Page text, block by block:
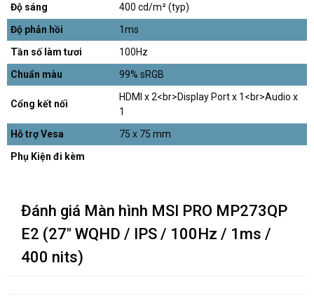
Độ sáng
400 cd/m² (typ)
Độ phản hồi
1ms
Tần số làm tươi
100Hz
Chuẩn màu
99% sRGB
Cổng kết nối
HDMI x 2<br>Display Port x 1<br>Audio x
1
Hỗ trợ Vesa
75 x 75 mm
Phụ Kiện đi kèm
Đánh giá Màn hình MSI PRO MP273QP
E2 (27" WQHD / IPS / 100Hz / 1ms /
400 nits)